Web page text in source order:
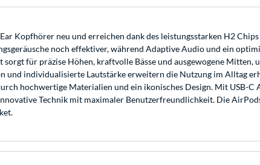
Kopfhörer neu und erreichen dank des leistungsstarken H2
noch effektiver, während Adaptive Audio und ein
für präzise Höhen, kraftvolle Bässe und ausgewogene Mitten,
individualisierte Lautstärke erweitern die Nutzung im Alltag
hochwertige Materialien und ein ikonisches Design. Mit USB-C
Technik mit maximaler Benutzerfreundlichkeit. Die